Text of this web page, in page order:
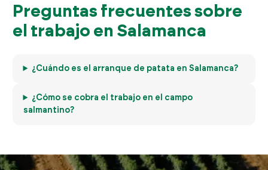
Preguntas frecuentes sobre
el trabajo en Salamanca
¿Cuándo es el arranque de patata en Salamanca?
¿Cómo se cobra el trabajo en el campo
salmantino?